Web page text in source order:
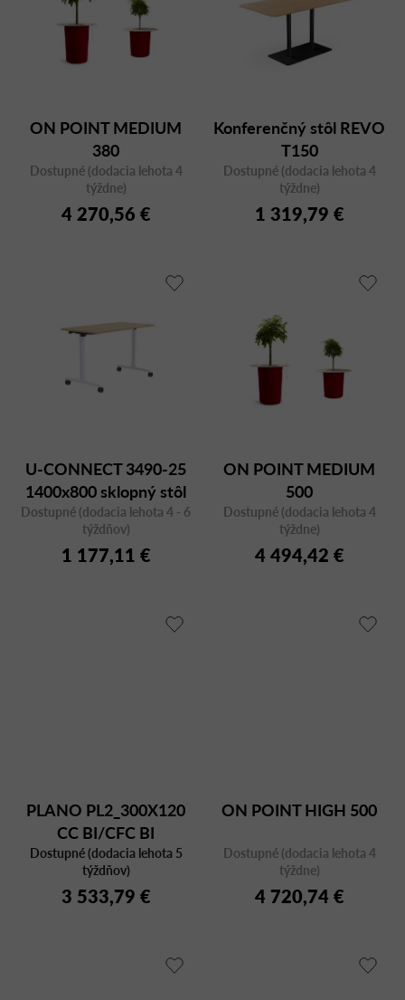
ON POINT MEDIUM
380
Dostupné (dodacia lehota 4
týždne)
4 270,56 €
Konferenčný stôl REVO
T150
Dostupné (dodacia lehota 4
týždne)
1 319,79 €
U-CONNECT 3490-25
1400x800 sklopný stôl
Dostupné (dodacia lehota 4 - 6
týždňov)
1 177,11 €
ON POINT MEDIUM
500
Dostupné (dodacia lehota 4
týždne)
4 494,42 €
PLANO PL2_300X120
CC BI/CFC BI
Dostupné (dodacia lehota 5
týždňov)
3 533,79 €
ON POINT HIGH 500
Dostupné (dodacia lehota 4
týždne)
4 720,74 €